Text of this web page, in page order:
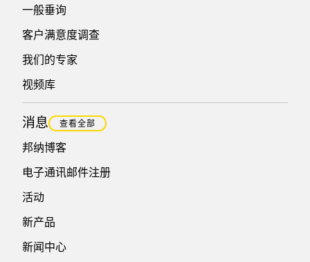
一般垂询
客户满意度调查
我们的专家
视频库
消息 查看全部
邦纳博客
电子通讯邮件注册
活动
新产品
新闻中心